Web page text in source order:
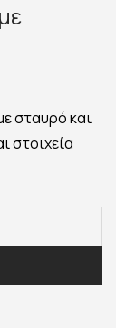
σταυρό και
στοιχεία